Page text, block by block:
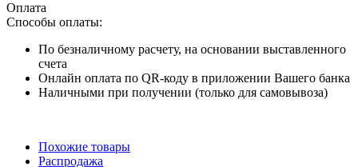
Оплата
Способы оплаты:
По безналичному расчету, на основании выставленного
счета
Онлайн оплата по QR-коду в приложении Вашего банка
Наличными при получении (только для самовывоза)
Похожие товары
Распродажа